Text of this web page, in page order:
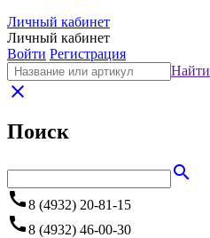
Личный кабинет
Личный кабинет
Войти Регистрация
Найти
close
Поиск
search
call8 (4932) 20-81-15
call8 (4932) 46-00-30